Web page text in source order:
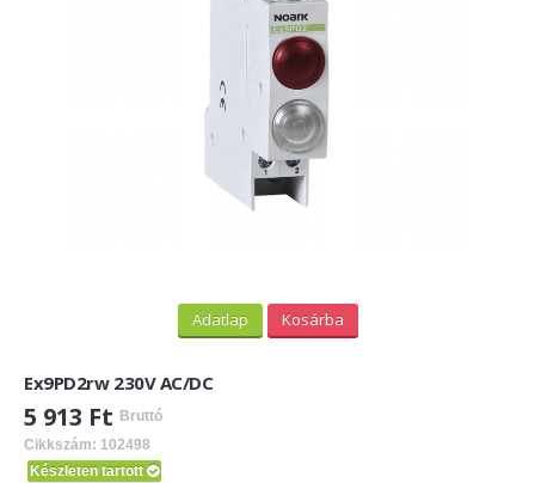
Adatlap Kosárba
Ex9PD2rw 230V AC/DC
5 913 Ft Bruttó
Cikkszám: 102498
Készleten tartott